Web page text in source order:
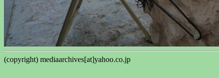
(copyright) mediaarchives[at]yahoo.co.jp